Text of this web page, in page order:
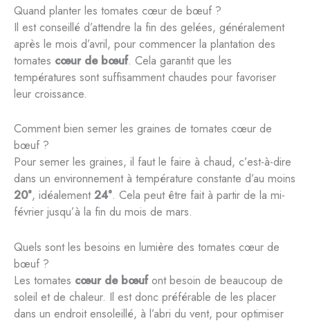
Quand planter les tomates cœur de bœuf ?
Il est conseillé d’attendre la fin des gelées, généralement
après le mois d’avril, pour commencer la plantation des
tomates cœur de bœuf. Cela garantit que les
températures sont suffisamment chaudes pour favoriser
leur croissance.
Comment bien semer les graines de tomates cœur de
bœuf ?
Pour semer les graines, il faut le faire à chaud, c’est-à-dire
dans un environnement à température constante d’au moins
20°, idéalement24°. Cela peut être fait à partir de la mi-
février jusqu’à la fin du mois de mars.
Quels sont les besoins en lumière des tomates cœur de
bœuf ?
Les tomates cœur de bœufont besoin de beaucoup de
soleil et de chaleur. Il est donc préférable de les placer
dans un endroit ensoleillé, à l’abri du vent, pour optimiser